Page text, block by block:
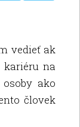
vedieť ak
kariéru na
ako
človek